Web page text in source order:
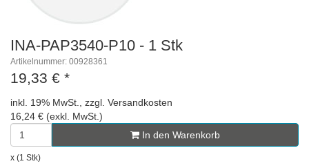
INA-PAP3540-P10 - 1 Stk
Artikelnummer: 00928361
19,33 € *
inkl. 19% MwSt., zzgl. Versandkosten
16,24 € (exkl. MwSt.)
In den Warenkorb
x (1 Stk)